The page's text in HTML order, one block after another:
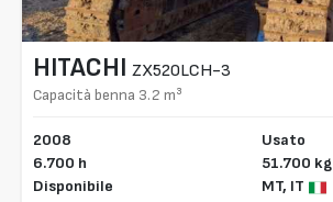
HITACHI ZX520LCH-3
Capacità benna 3.2 m³
2008
6.700 h
Disponibile
Usato
51.700 kg
MT, IT